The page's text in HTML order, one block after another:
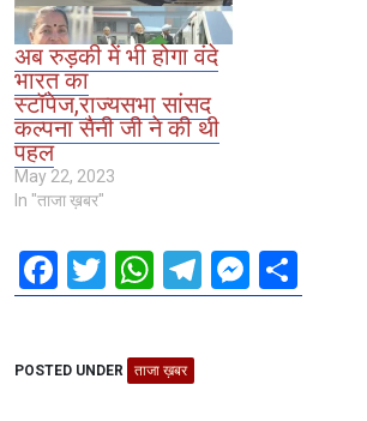
अब रुड़की में भी होगा वंदे
भारत का
स्टॉपेज,राज्यसभा सांसद
कल्पना सैनी जी ने की थी
पहल
May 22, 2023
In "ताजा ख़बर"
F
a
b
T
wi
tt
er
W
h
at
s
T
el
M
es h
POSTED UNDER ताजा ख़बर